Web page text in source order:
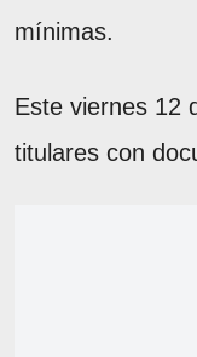
mínimas.
Este viernes 12
titulares con